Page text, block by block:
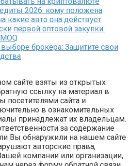
2026: кому положена
какие авто она действует
первой оптовой закупки:
брокера: Защитите свои
сайте взяты из открытых
ссылку на материал в
посетителями сайта и
в ознакомительных
принадлежат их владельцам.
за содержание
Вы обнаружили на нашем сайте
авторские права,
компании или организации,